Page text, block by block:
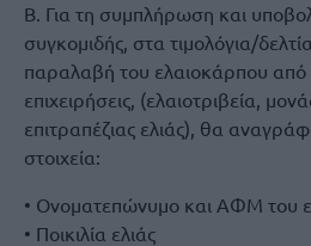
Β. Για τη συμπλήρωση και
συγκομιδής, στα τιμολόγια/
παραλαβή του ελαιοκάρπου από
επιχειρήσεις, (ελαιοτριβεία,
επιτραπέζιας ελιάς), θα
στοιχεία:
• Ονοματεπώνυμο και ΑΦΜ του
• Ποικιλία ελιάς